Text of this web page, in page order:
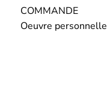
COMMANDE
Oeuvre personnelle